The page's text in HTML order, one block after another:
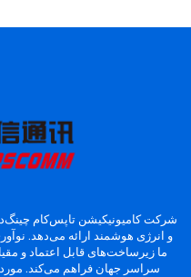
و انرژی هوشمند ارائه می‌دهد.
ما زیرساخت‌های قابل اعتماد و
سراسر جهان فراهم می‌کند.